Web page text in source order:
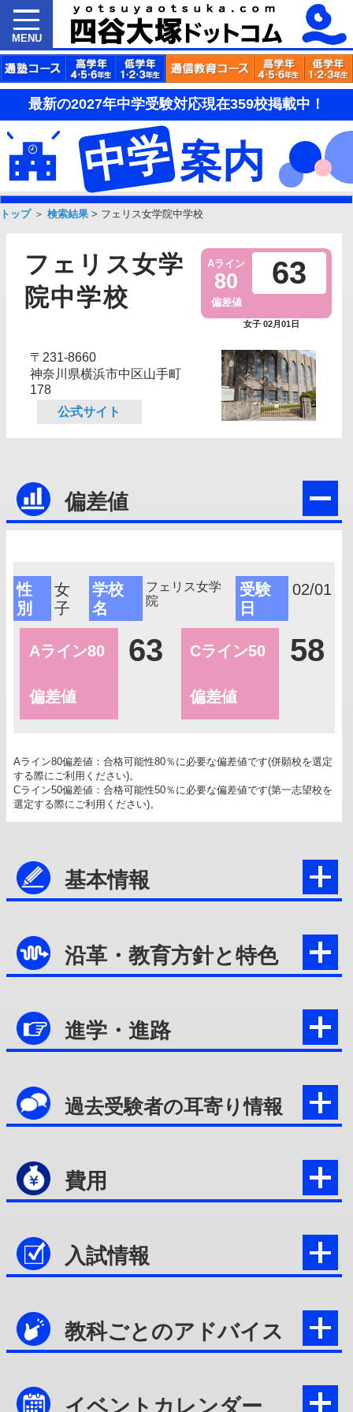
MENU
最新の2027年中学受験対応現在359校掲載中！
中学案内
トップ＞ 検索結果 > フェリス女学院中学校
フェリス女学
院中学校
Aライン
80
偏差値
63
女子 02月01日
〒231-8660
神奈川県横浜市中区山手町
178
公式サイト
偏差値
性
別
女
子
学校
名
フェリス女学
院
受験
日
02/01
Aライン80
偏差値
63 Cライン50
偏差値
58
Aライン80偏差値：合格可能性80％に必要な偏差値です(併願校を選定
する際にご利用ください)。
Cライン50偏差値：合格可能性50％に必要な偏差値です(第一志望校を
選定する際にご利用ください)。
基本情報
沿革・教育方針と特色
進学・進路
過去受験者の耳寄り情報
費用
入試情報
教科ごとのアドバイス
イベントカレンダー